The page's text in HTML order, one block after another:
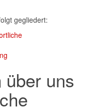
gegliedert:
uns